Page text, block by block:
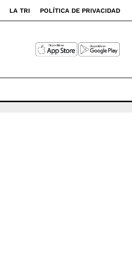
LA TRI POLÍTICA DE PRIVACIDAD